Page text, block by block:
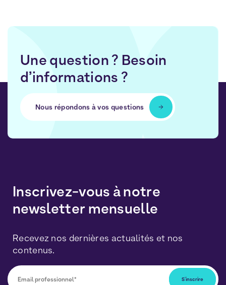
Une question ? Besoin
d’informations ?
Nous répondons à vos questions
Inscrivez-vous à notre
newsletter mensuelle
Recevez nos dernières actualités et nos
contenus.